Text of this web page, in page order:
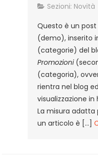
Sezioni: Novità
Questo è un
(demo), inserito
(categorie) del
Promozioni
(categoria),
rientra nel blog
visualizzazione
La misura adatta
un articolo è […]